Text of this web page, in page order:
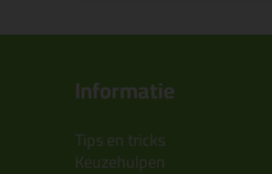
Informatie
Tips en tricks
Keuzehulpen